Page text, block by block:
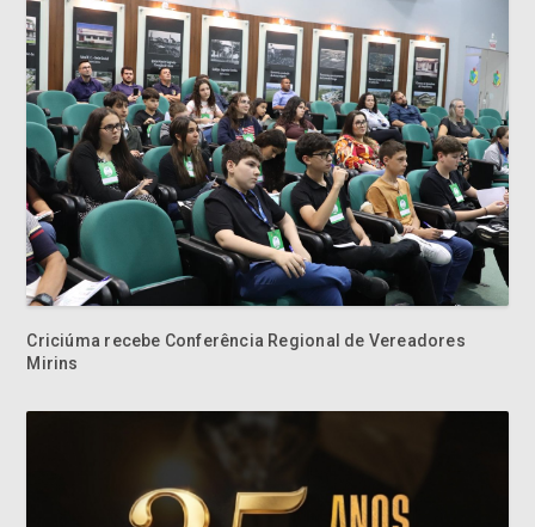
Criciúma recebe Conferência Regional de Vereadores
Mirins